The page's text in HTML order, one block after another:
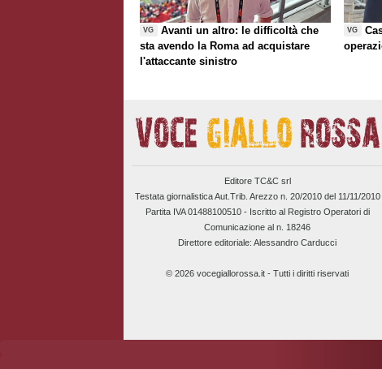
VG
Avanti un altro: le difficoltà che
sta avendo la Roma ad acquistare
l'attaccante sinistro
VG
Editore TC&C srl
Testata giornalistica Aut.Trib. Arezzo n. 20/2010 del 11/11/2010
Partita IVA 01488100510 - Iscritto al Registro Operatori di
Comunicazione al n. 18246
Direttore editoriale: Alessandro Carducci
© 2026 vocegiallorossa.it - Tutti i diritti riservati